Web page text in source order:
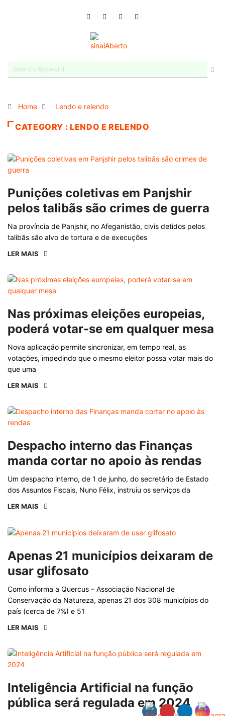
Home Lendo e relendo
CATEGORY : LENDO E RELENDO
Punições coletivas em Panjshir
pelos talibãs são crimes de guerra
Na província de Panjshir, no Afeganistão, civis detidos pelos
talibãs são alvo de tortura e de execuções
LER MAIS
Nas próximas eleições europeias,
poderá votar-se em qualquer mesa
Nova aplicação permite sincronizar, em tempo real, as
votações, impedindo que o mesmo eleitor possa votar mais do
que uma
LER MAIS
Despacho interno das Finanças
manda cortar no apoio às rendas
Um despacho interno, de 1 de junho, do secretário de Estado
dos Assuntos Fiscais, Nuno Félix, instruiu os serviços da
LER MAIS
Apenas 21 municípios deixaram de
usar glifosato
Como informa a Quercus – Associação Nacional de
Conservação da Natureza, apenas 21 dos 308 municípios do
país (cerca de 7%) e 51
LER MAIS
Inteligência Artificial na função
pública será regulada em 2024